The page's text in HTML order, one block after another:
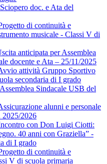
doc. e Ata del
di continuità e
musicale - Classi V di
anticipata per Assemblea
docente e Ata – 25/11/2025
attività Gruppo Sportivo
secondaria di I grado
Sindacale USB del
alunni e personale
2025/2026
con Don Luigi Ciotti:
40 anni con Graziella” -
di I grado
di continuità e
V di scuola primaria